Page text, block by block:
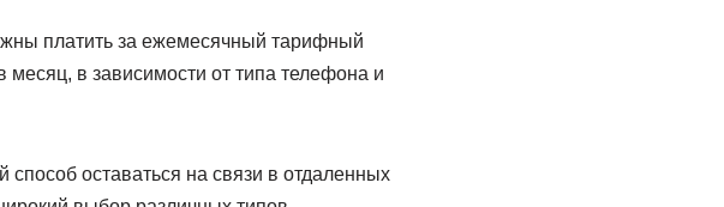
платить за ежемесячный тарифный
в зависимости от типа телефона и
оставаться на связи в отдаленных